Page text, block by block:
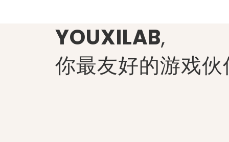
YOUXILAB,
你最友好的游戏伙